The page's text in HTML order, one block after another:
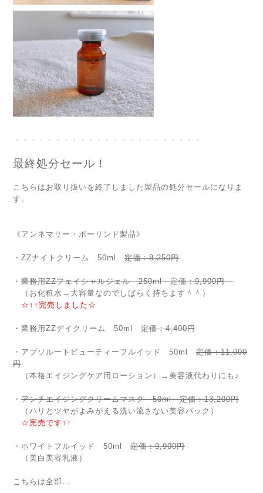
・・・・・・・・・・・・・・・・・・・・・・・
最終処分セール！
こちらはお取り扱いを終了しました製品の処分セールになりま
す。
《アンネマリー・ボーリンド製品》
・ZZナイトクリーム 50ml 定価：8,250円
・ 業務用ZZフェイシャルジェル 250ml 定価：9,900円
（お化粧水→大容量なのでしばらく持ちます＾＾）
☆↑↑完売しました☆
・業務用ZZデイクリーム 50ml 定価：4,400円
・アブソルートビューティーフルイッド 50ml 定価：11,000
円
（本格エイジングケア用ローション）→美容液代わりにも♪
・ アンチエイジングクリームマスク 50ml 定価：13,200円
（ハリとツヤがよみがえる洗い流さない美容パック）
☆完売です↑↑
・ホワイトフルイッド 50ml 定価：9,900円
（美白美容乳液）
こちらは全部…